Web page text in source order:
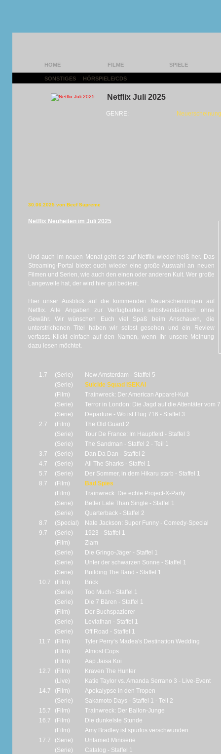
HOME FILME SPIELE
SONSTIGES HÖRSPIELE/CDS
Netflix Juli 2025
GENRE:
30.06.2025 von Beef Supreme
Netflix Neuheiten im Juli 2025
Und auch im neuen Monat geht es auf Netflix wieder heiß her. Das
Streaming-Portal bietet euch wieder eine große Auswahl an neuen
Filmen und Serien, wie auch den einen oder anderen Kult. Wer große
Langeweile hat, der wird hier gut bedient.
Hier unser Ausblick auf die kommenden Neuerscheinungen auf
Netflix. Alle Angaben zur Verfügbarkeit selbstverständlich ohne
Gewähr. Wir wünschen Euch viel Spaß beim Anschauen, die
unterstrichenen Titel haben wir selbst gesehen und ein Review
verfasst. Klickt einfach auf den Namen, wenn Ihr unsere Meinung
dazu lesen möchtet.
1.7 (Serie)
New Amsterdam - Staffel 5
(Serie)
Suicide Squad ISEKAI
(Film)
Trainwreck: Der American Apparel-Kult
(Serie)
Terror in London: Die Jagd auf die Attentäter vom
(Serie)
Departure - Wo ist Flug 716 - Staffel 3
2.7
(Film)
The Old Guard 2
(Serie)
Tour De France: Im Hauptfeld - Staffel 3
(Serie)
The Sandman - Staffel 2 - Teil 1
3.7
(Serie)
Dan Da Dan - Staffel 2
4.7
(Serie)
All The Sharks - Staffel 1
5.7
(Serie)
Der Sommer, in dem Hikaru starb - Staffel 1
8.7
(Film)
Bad Spies
(Film)
Trainwreck: Die echte Project-X-Party
(Serie)
Better Late Than Single - Staffel 1
(Serie)
Quarterback - Staffel 2
8.7
(Special)
Nate Jackson: Super Funny - Comedy-Special
9.7
(Serie)
1923 - Staffel 1
(Film)
Ziam
(Serie)
Die Gringo-Jäger - Staffel 1
(Serie)
Unter der schwarzen Sonne - Staffel 1
(Serie)
Building The Band - Staffel 1
10.7
(Film)
Brick
(Serie)
Too Much - Staffel 1
(Serie)
Die 7 Bären - Staffel 1
(Film)
Der Buchspazierer
(Serie)
Leviathan - Staffel 1
(Serie)
Off Road - Staffel 1
11.7
(Film)
Tyler Perry‘s Madea's Destination Wedding
(Film)
Almost Cops
(Film)
Aap Jaisa Koi
12.7
(Film)
Kraven The Hunter
(Live)
Katie Taylor vs. Amanda Serrano 3 - Live-Event
14.7
(Film)
Apokalypse in den Tropen
(Serie)
Sakamoto Days - Staffel 1 - Teil 2
15.7
(Film)
Trainwreck: Der Ballon-Junge
16.7
(Film)
Die dunkelste Stunde
(Film)
Amy Bradley ist spurlos verschwunden
17.7
(Serie)
Untamed Miniserie
(Serie)
Catalog - Staffel 1